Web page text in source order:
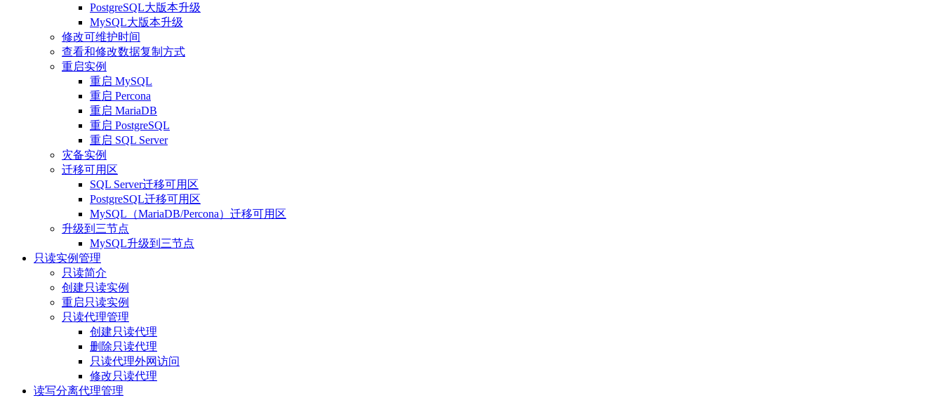
PostgreSQL大版本升级
MySQL大版本升级
修改可维护时间
查看和修改数据复制方式
重启实例
重启 MySQL
重启 Percona
重启 MariaDB
重启 PostgreSQL
重启 SQL Server
灾备实例
迁移可用区
SQL Server迁移可用区
PostgreSQL迁移可用区
MySQL（MariaDB/Percona）迁移可用区
升级到三节点
MySQL升级到三节点
只读实例管理
只读简介
创建只读实例
重启只读实例
只读代理管理
创建只读代理
删除只读代理
只读代理外网访问
修改只读代理
读写分离代理管理